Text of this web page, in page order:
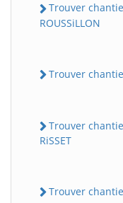
Trouver
ROUSSiLLON
Trouver
Trouver
RiSSET
Trouver